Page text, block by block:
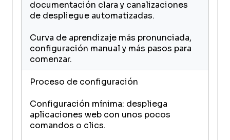
documentación clara y canalizaciones
de despliegue automatizadas.
Curva de aprendizaje más pronunciada,
configuración manual y más pasos para
comenzar.
Proceso de configuración
Configuración mínima: despliega
aplicaciones web con unos pocos
comandos o clics.